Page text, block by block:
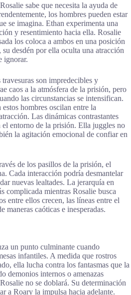
sabe que necesita la ayuda de
los hombres pueden estar
se imagina. Ethan experimenta una
y resentimiento hacia ella. Rosalie
los coloca a ambos en una posición
desdén por ella oculta una atracción
ignorar.
son impredecibles y
caos a la atmósfera de la prisión, pero
las circunstancias se intensifican.
hombres oscilan entre la
Las dinámicas contrastantes
el entorno de la prisión. Ella juggles no
la agitación emocional de confiar en
de los pasillos de la prisión, el
Cada interacción podría desmantelar
nuevas lealtades. La jerarquía en
complicada mientras Rosalie busca
entre ellos crecen, las líneas entre el
maneras caóticas e inesperadas.
un punto culminante cuando
infantiles. A medida que rostros
ella lucha contra los fantasmas que la
demonios internos o amenazas
no se doblará. Su determinación
a Roary la impulsa hacia adelante.